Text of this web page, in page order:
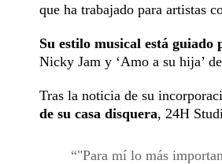
que ha trabajado para artistas
Su estilo musical está
Nicky Jam y ‘Amo a su hija’
Tras la noticia de su
de su casa disquera, 24H
"Para mí lo más